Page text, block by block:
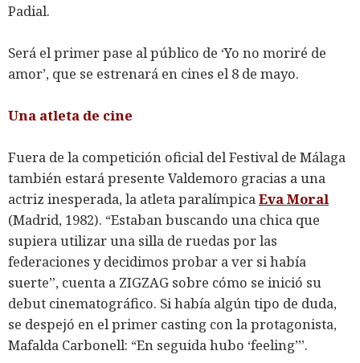
Padial.
Será el primer pase al público de ‘Yo no moriré de
amor’, que se estrenará en cines el 8 de mayo.
Una atleta de cine
Fuera de la competición oficial del Festival de Málaga
también estará presente Valdemoro gracias a una
actriz inesperada, la atleta paralímpica Eva Moral
(Madrid, 1982). “Estaban buscando una chica que
supiera utilizar una silla de ruedas por las
federaciones y decidimos probar a ver si había
suerte”, cuenta a ZIGZAG sobre cómo se inició su
debut cinematográfico. Si había algún tipo de duda,
se despejó en el primer casting con la protagonista,
Mafalda Carbonell: “En seguida hubo ‘feeling’”.